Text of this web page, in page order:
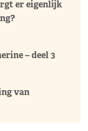
er eigenlijk
– deel 3
van